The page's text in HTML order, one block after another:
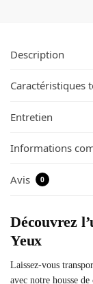
Description
Caractéristiques
Entretien
Informations
Avis 0
Découvrez
Yeux
Laissez-vous
avec notre housse